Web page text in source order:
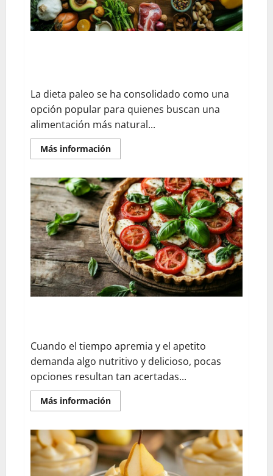
La dieta paleo se ha consolidado como una
opción popular para quienes buscan una
alimentación más natural...
Más informaciónEn
savoir
Algunas
ideas
de
menú
en
dieta
paleo:
alternativas
de
pasta
sin
gluten
para
desayunos,
Cuando el tiempo apremia y el apetito
demanda algo nutritivo y delicioso, pocas
opciones resultan tan acertadas...
Más informaciónEn
savoir
Tartaleta
de
Tomate
y
Mozzarella: